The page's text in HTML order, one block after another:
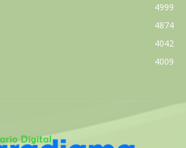
4999
4874
4042
4009